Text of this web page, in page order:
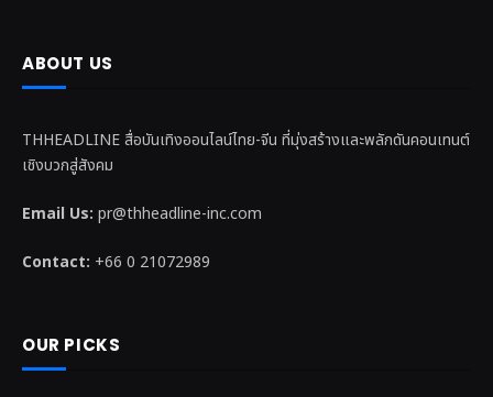
ABOUT US
THHEADLINE สื่อบันเทิงออนไลน์ไทย-จีน ที่มุ่งสร้างและพลักดันคอนเทนต์
เชิงบวกสู่สังคม
Email Us: pr@thheadline-inc.com
Contact: +66 0 21072989
OUR PICKS